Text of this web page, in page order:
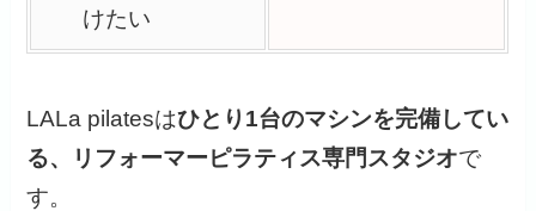
けたい
LALa pilatesはひとり1台のマシンを完備してい
る、リフォーマーピラティス専門スタジオで
す。